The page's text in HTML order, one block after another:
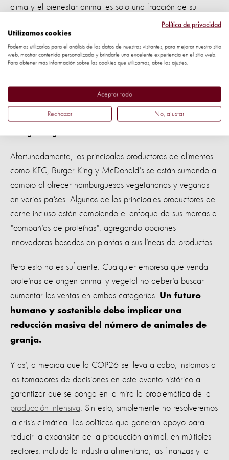
clima y el bienestar animal es solo una fracción de su
Blonk Consultants
muestra las huellas de carbono de los diferentes
ingredientes de las hamburguesas. Está claro que las
hamburguesas de carne de res, cerdo y pollotienen un
dos a cinco veces mayor que las alternativas a
base de plantas.
Afortunadamente, los principales productores de alimentos
como KFC, Burger King y McDonald's se están sumando al
cambio al ofrecer hamburguesas vegetarianas y veganas
en varios países. Algunos de los principales productores de
carne incluso están cambiando el enfoque de sus marcas a
"compañías de proteínas", agregando opciones
innovadoras basadas en plantas a sus líneas de productos.
Pero esto no es suficiente. Cualquier empresa que venda
proteínas de origen animal y vegetal no debería buscar
aumentar las ventas en ambas categorías. Un futuro
humano y sostenible debe implicar una
reducción masiva del número de animales de
granja.
Y así, a medida que la COP26 se lleva a cabo, instamos a
los tomadores de decisiones en este evento histórico a
garantizar que se ponga en la mira la problemática de la
producción intensiva . Sin esto, simplemente no resolveremos
la crisis climática. Las políticas que generan apoyo para
reducir la expansión de la producción animal, en múltiples
sectores, incluida la industria alimentaria, las finanzas y la
Política de privacidad
Utilizamos cookies
Podemos utilizarlas para el análisis de los datos de nuestros visitantes, para mejorar nuestro sitio
web, mostrar contenido personalizado y brindarle una excelente experiencia en el sitio web.
Para obtener más información sobre las cookies que utilizamos, abre los ajustes.
Aceptar todo
Rechazar No, ajustar